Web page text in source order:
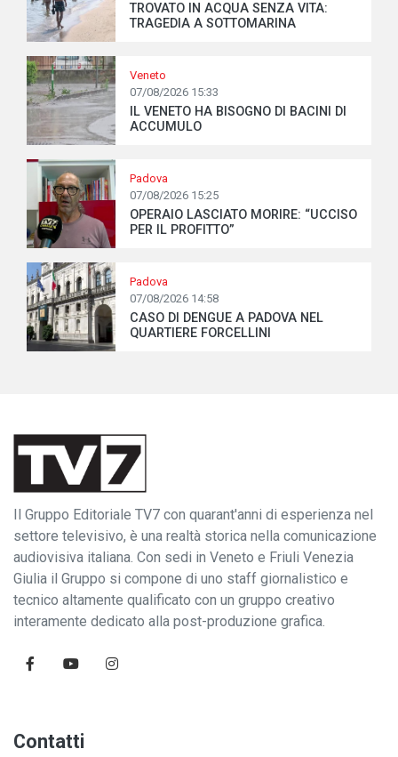
TROVATO IN ACQUA SENZA VITA:
TRAGEDIA A SOTTOMARINA
Veneto
07/08/2026 15:33
IL VENETO HA BISOGNO DI BACINI DI
ACCUMULO
Padova
07/08/2026 15:25
OPERAIO LASCIATO MORIRE: “UCCISO
PER IL PROFITTO”
Padova
07/08/2026 14:58
CASO DI DENGUE A PADOVA NEL
QUARTIERE FORCELLINI
Il Gruppo Editoriale TV7 con quarant'anni di esperienza nel
settore televisivo, è una realtà storica nella comunicazione
audiovisiva italiana. Con sedi in Veneto e Friuli Venezia
Giulia il Gruppo si compone di uno staff giornalistico e
tecnico altamente qualificato con un gruppo creativo
interamente dedicato alla post-produzione grafica.
Contatti